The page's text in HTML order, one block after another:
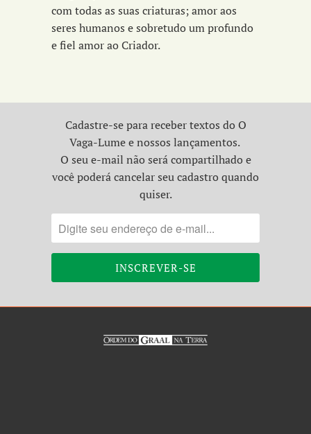
com todas as suas criaturas; amor aos
seres humanos e sobretudo um profundo
e fiel amor ao Criador.
Cadastre-se para receber textos do O
Vaga-Lume e nossos lançamentos.
O seu e-mail não será compartilhado e
você poderá cancelar seu cadastro quando
quiser.